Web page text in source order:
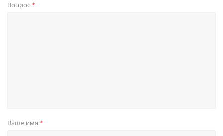
Вопрос*
Ваше имя *